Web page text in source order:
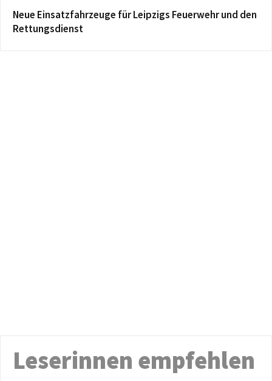
Neue Einsatzfahrzeuge für Leipzigs Feuerwehr und den
Rettungsdienst
Leserinnen empfehlen